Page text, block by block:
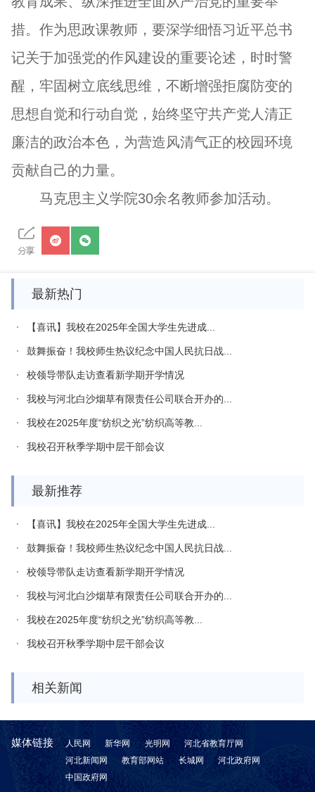
措。作为思政课教师，要深学细悟习近平总书
记关于加强党的作风建设的重要论述，时时警
醒，牢固树立底线思维，不断增强拒腐防变的
思想自觉和行动自觉，始终坚守共产党人清正
廉洁的政治本色，为营造风清气正的校园环境
贡献自己的力量。
马克思主义学院30余名教师参加活动。
最新热门
【喜讯】我校在2025年全国大学生先进成...
鼓舞振奋！我校师生热议纪念中国人民抗日战...
校领导带队走访查看新学期开学情况
我校与河北白沙烟草有限责任公司联合开办的...
我校在2025年度“纺织之光”纺织高等教...
我校召开秋季学期中层干部会议
最新推荐
【喜讯】我校在2025年全国大学生先进成...
鼓舞振奋！我校师生热议纪念中国人民抗日战...
校领导带队走访查看新学期开学情况
我校与河北白沙烟草有限责任公司联合开办的...
我校在2025年度“纺织之光”纺织高等教...
我校召开秋季学期中层干部会议
相关新闻
媒体链接 人民网 新华网 光明网
河北省教育厅网
河北新闻网
教育部网站 长城网
河北政府网
中国政府网